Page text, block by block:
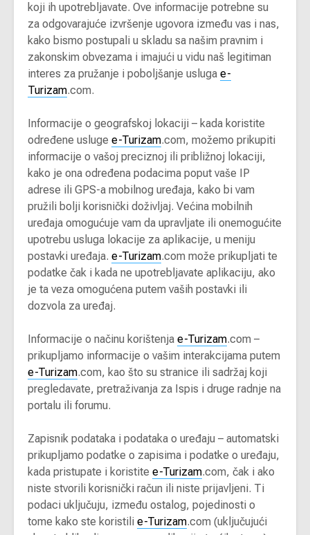
koji ih upotrebljavate. Ove informacije potrebne su
za odgovarajuće izvršenje ugovora između vas i nas,
kako bismo postupali u skladu sa našim pravnim i
zakonskim obvezama i imajući u vidu naš legitiman
interes za pružanje i poboljšanje usluga e-
Turizam.com.
Informacije o geografskoj lokaciji – kada koristite
određene usluge e-Turizam.com, možemo prikupiti
informacije o vašoj preciznoj ili približnoj lokaciji,
kako je ona određena podacima poput vaše IP
adrese ili GPS-a mobilnog uređaja, kako bi vam
pružili bolji korisnički doživljaj. Većina mobilnih
uređaja omogućuje vam da upravljate ili onemogućite
upotrebu usluga lokacije za aplikacije, u meniju
postavki uređaja. e-Turizam.com može prikupljati te
podatke čak i kada ne upotrebljavate aplikaciju, ako
je ta veza omogućena putem vaših postavki ili
dozvola za uređaj.
Informacije o načinu korištenja e-Turizam.com –
prikupljamo informacije o vašim interakcijama putem
e-Turizam.com, kao što su stranice ili sadržaj koji
pregledavate, pretraživanja za Ispis i druge radnje na
portalu ili forumu.
Zapisnik podataka i podataka o uređaju – automatski
prikupljamo podatke o zapisima i podatke o uređaju,
kada pristupate i koristite e-Turizam.com, čak i ako
niste stvorili korisnički račun ili niste prijavljeni. Ti
podaci uključuju, između ostalog, pojedinosti o
tome kako ste koristili e-Turizam.com (uključujući